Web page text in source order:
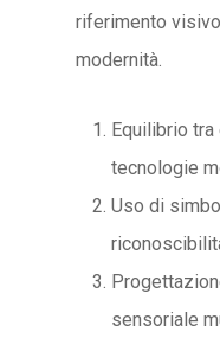
riferimento
modernità.
Equilibrio
tecnologie
Uso di
sensoriale